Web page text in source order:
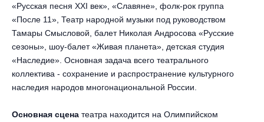
Этно, фолк, кантри
Рок
Шансон, романс, авторская песня
Музыкальный спектакль
Спектакль
Иммерсивный спектакль
«Русская песня XXI век», «Славяне», фолк-рок группа
«После 11», Театр народной музыки под руководством
Тамары Смысловой, балет Николая Андросова «Русские
сезоны», шоу-балет «Живая планета», детская студия
«Наследие». Основная задача всего театрального
коллектива - сохранение и распространение культурного
наследия народов многонациональной России.
Основная сцена театра находится на Олимпийском